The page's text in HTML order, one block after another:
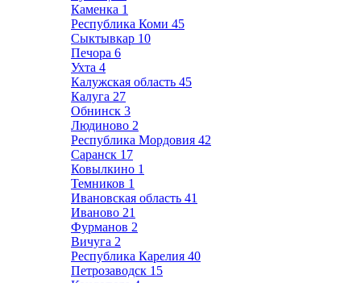
Каменка 1
Республика Коми 45
Сыктывкар 10
Печора 6
Ухта 4
Калужская область 45
Калуга 27
Обнинск 3
Людиново 2
Республика Мордовия 42
Саранск 17
Ковылкино 1
Темников 1
Ивановская область 41
Иваново 21
Фурманов 2
Вичуга 2
Республика Карелия 40
Петрозаводск 15